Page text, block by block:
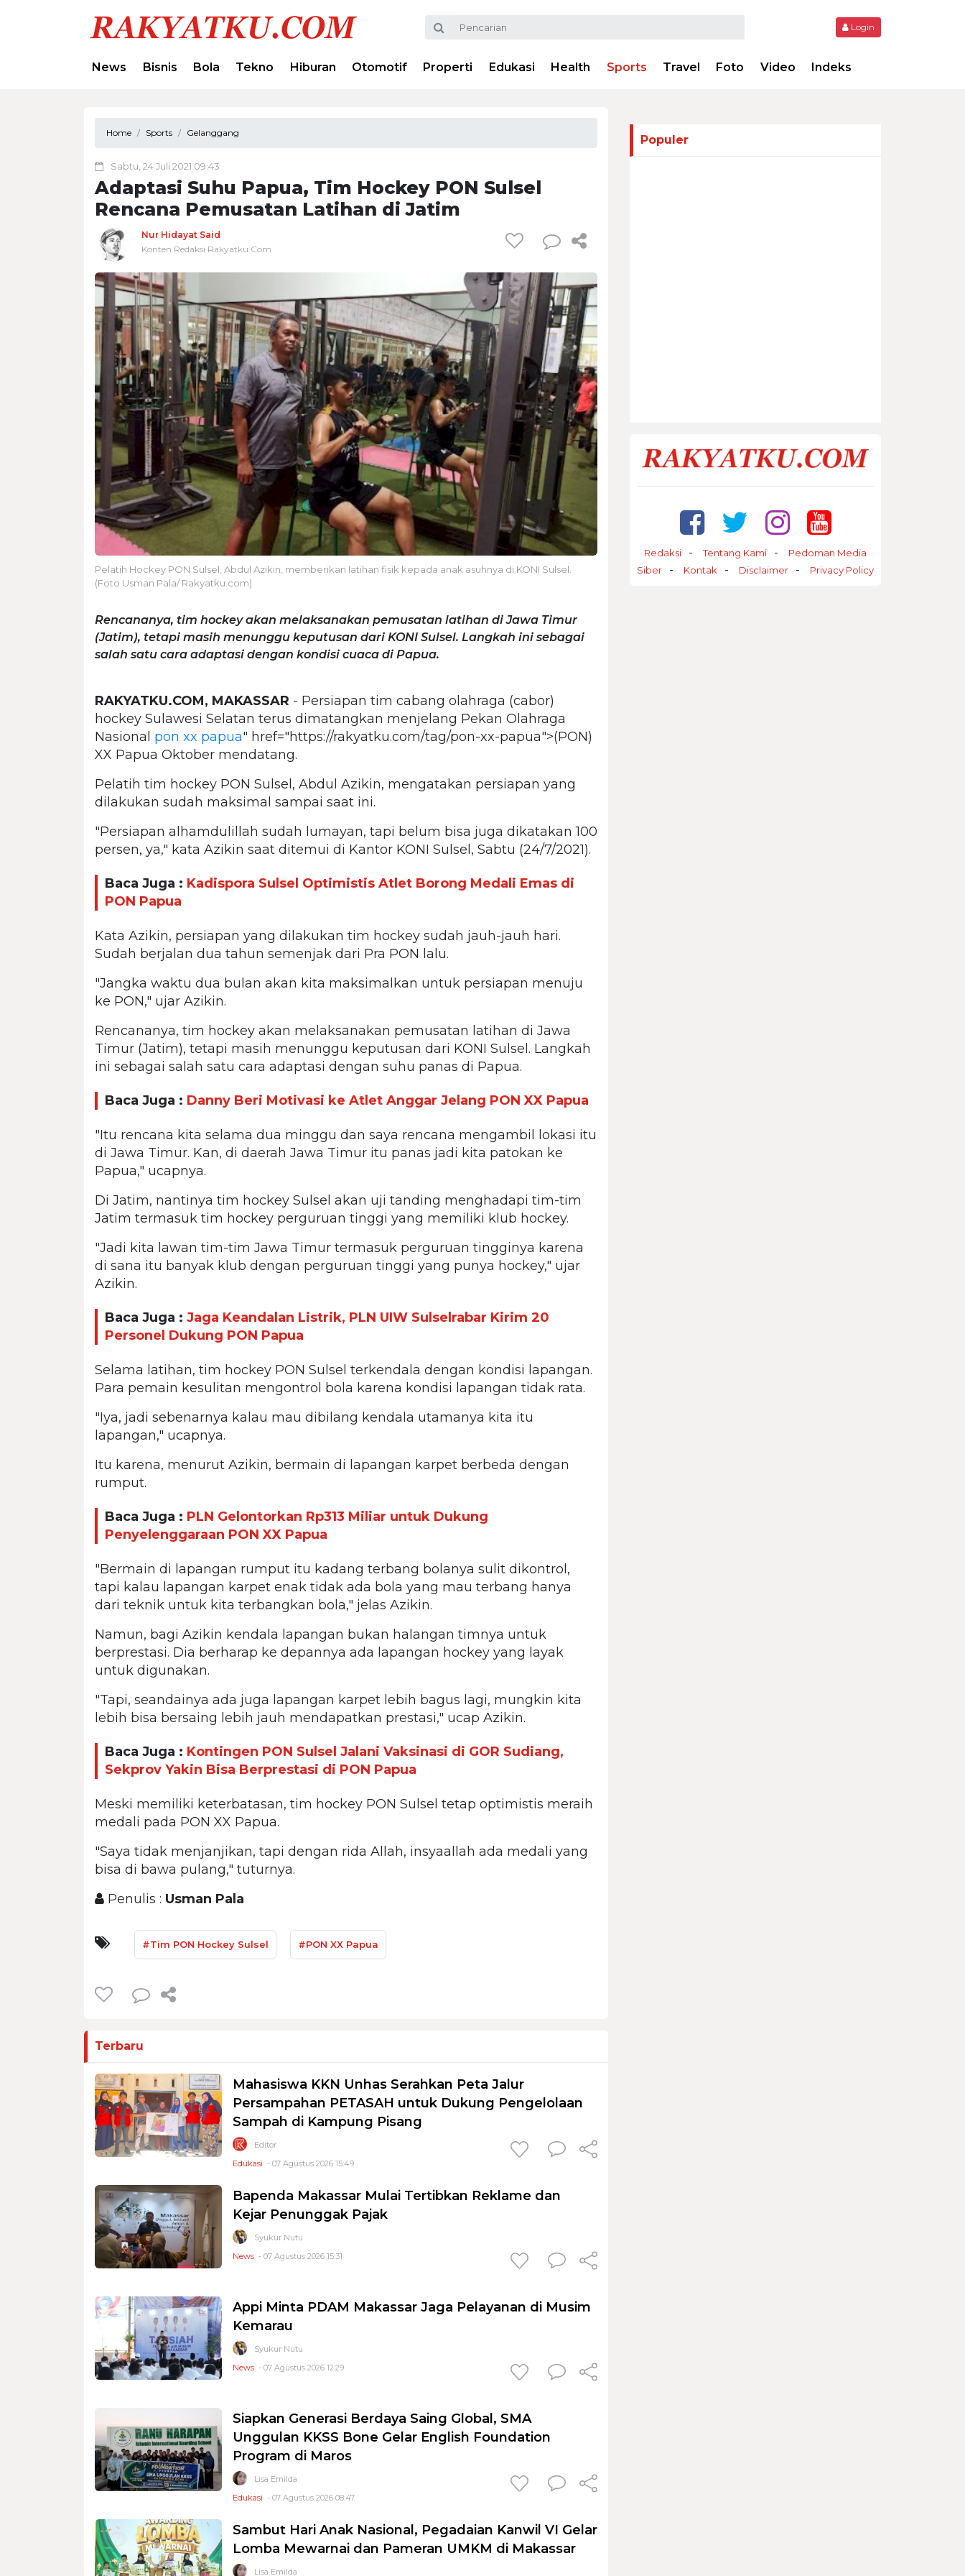
Login
News Bisnis Bola Tekno Hiburan Otomotif Properti Edukasi Health Sports Travel Foto Video Indeks
Home Sports Gelanggang
Sabtu, 24 Juli 2021 09:43
Adaptasi Suhu Papua, Tim Hockey PON Sulsel
Rencana Pemusatan Latihan di Jatim
Nur Hidayat Said
Konten Redaksi Rakyatku.Com
Pelatih Hockey PON Sulsel, Abdul Azikin, memberikan latihan fisik kepada anak asuhnya di KONI Sulsel.
(Foto Usman Pala/ Rakyatku.com)
Rencananya, tim hockey akan melaksanakan pemusatan latihan di Jawa Timur
(Jatim), tetapi masih menunggu keputusan dari KONI Sulsel. Langkah ini sebagai
salah satu cara adaptasi dengan kondisi cuaca di Papua.
RAKYATKU.COM, MAKASSAR - Persiapan tim cabang olahraga (cabor)
hockey Sulawesi Selatan terus dimatangkan menjelang Pekan Olahraga
Nasional pon xx papua" href="https://rakyatku.com/tag/pon-xx-papua">(PON)
XX Papua Oktober mendatang.
Pelatih tim hockey PON Sulsel, Abdul Azikin, mengatakan persiapan yang
dilakukan sudah maksimal sampai saat ini.
"Persiapan alhamdulillah sudah lumayan, tapi belum bisa juga dikatakan 100
persen, ya," kata Azikin saat ditemui di Kantor KONI Sulsel, Sabtu (24/7/2021).
Baca Juga : Kadispora Sulsel Optimistis Atlet Borong Medali Emas di
PON Papua
Kata Azikin, persiapan yang dilakukan tim hockey sudah jauh-jauh hari.
Sudah berjalan dua tahun semenjak dari Pra PON lalu.
"Jangka waktu dua bulan akan kita maksimalkan untuk persiapan menuju
ke PON," ujar Azikin.
Rencananya, tim hockey akan melaksanakan pemusatan latihan di Jawa
Timur (Jatim), tetapi masih menunggu keputusan dari KONI Sulsel. Langkah
ini sebagai salah satu cara adaptasi dengan suhu panas di Papua.
Baca Juga : Danny Beri Motivasi ke Atlet Anggar Jelang PON XX Papua
"Itu rencana kita selama dua minggu dan saya rencana mengambil lokasi itu
di Jawa Timur. Kan, di daerah Jawa Timur itu panas jadi kita patokan ke
Papua," ucapnya.
Di Jatim, nantinya tim hockey Sulsel akan uji tanding menghadapi tim-tim
Jatim termasuk tim hockey perguruan tinggi yang memiliki klub hockey.
"Jadi kita lawan tim-tim Jawa Timur termasuk perguruan tingginya karena
di sana itu banyak klub dengan perguruan tinggi yang punya hockey," ujar
Azikin.
Baca Juga : Jaga Keandalan Listrik, PLN UIW Sulselrabar Kirim 20
Personel Dukung PON Papua
Selama latihan, tim hockey PON Sulsel terkendala dengan kondisi lapangan.
Para pemain kesulitan mengontrol bola karena kondisi lapangan tidak rata.
"Iya, jadi sebenarnya kalau mau dibilang kendala utamanya kita itu
lapangan," ucapnya.
Itu karena, menurut Azikin, bermain di lapangan karpet berbeda dengan
rumput.
Baca Juga : PLN Gelontorkan Rp313 Miliar untuk Dukung
Penyelenggaraan PON XX Papua
"Bermain di lapangan rumput itu kadang terbang bolanya sulit dikontrol,
tapi kalau lapangan karpet enak tidak ada bola yang mau terbang hanya
dari teknik untuk kita terbangkan bola," jelas Azikin.
Namun, bagi Azikin kendala lapangan bukan halangan timnya untuk
berprestasi. Dia berharap ke depannya ada lapangan hockey yang layak
untuk digunakan.
"Tapi, seandainya ada juga lapangan karpet lebih bagus lagi, mungkin kita
lebih bisa bersaing lebih jauh mendapatkan prestasi," ucap Azikin.
Baca Juga : Kontingen PON Sulsel Jalani Vaksinasi di GOR Sudiang,
Sekprov Yakin Bisa Berprestasi di PON Papua
Meski memiliki keterbatasan, tim hockey PON Sulsel tetap optimistis meraih
medali pada PON XX Papua.
"Saya tidak menjanjikan, tapi dengan rida Allah, insyaallah ada medali yang
bisa di bawa pulang," tuturnya.
Penulis : Usman Pala
#Tim PON Hockey Sulsel #PON XX Papua
Terbaru
Mahasiswa KKN Unhas Serahkan Peta Jalur
Persampahan PETASAH untuk Dukung Pengelolaan
Sampah di Kampung Pisang
Editor
Edukasi - 07 Agustus 2026 15:49
Bapenda Makassar Mulai Tertibkan Reklame dan
Kejar Penunggak Pajak
Syukur Nutu
News - 07 Agustus 2026 15:31
Appi Minta PDAM Makassar Jaga Pelayanan di Musim
Kemarau
Syukur Nutu
News - 07 Agustus 2026 12:29
Siapkan Generasi Berdaya Saing Global, SMA
Unggulan KKSS Bone Gelar English Foundation
Program di Maros
Lisa Emilda
Edukasi - 07 Agustus 2026 08:47
Sambut Hari Anak Nasional, Pegadaian Kanwil VI Gelar
Lomba Mewarnai dan Pameran UMKM di Makassar
Lisa Emilda
Populer
Redaksi Tentang Kami
Pedoman Media
Siber
Kontak Disclaimer Privacy Policy